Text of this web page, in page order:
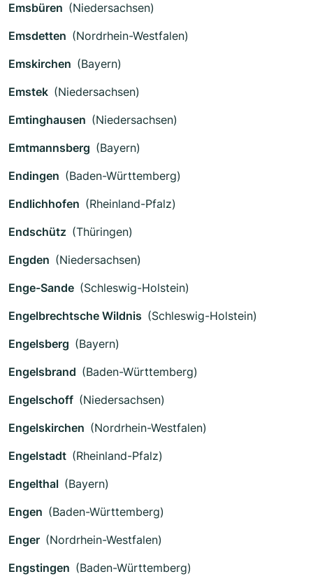
Emsbüren (Niedersachsen)
Emsdetten (Nordrhein-Westfalen)
Emskirchen (Bayern)
Emstek (Niedersachsen)
Emtinghausen (Niedersachsen)
Emtmannsberg (Bayern)
Endingen (Baden-Württemberg)
Endlichhofen (Rheinland-Pfalz)
Endschütz (Thüringen)
Engden (Niedersachsen)
Enge-Sande (Schleswig-Holstein)
Engelbrechtsche Wildnis (Schleswig-Holstein)
Engelsberg (Bayern)
Engelsbrand (Baden-Württemberg)
Engelschoff (Niedersachsen)
Engelskirchen (Nordrhein-Westfalen)
Engelstadt (Rheinland-Pfalz)
Engelthal (Bayern)
Engen (Baden-Württemberg)
Enger (Nordrhein-Westfalen)
Engstingen (Baden-Württemberg)